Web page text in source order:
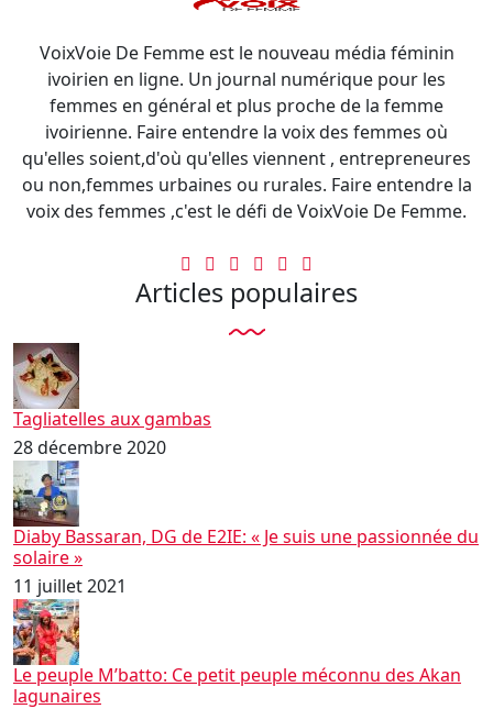
VoixVoie De Femme est le nouveau média féminin
ivoirien en ligne. Un journal numérique pour les
femmes en général et plus proche de la femme
ivoirienne. Faire entendre la voix des femmes où
qu'elles soient,d'où qu'elles viennent , entrepreneures
ou non,femmes urbaines ou rurales. Faire entendre la
voix des femmes ,c'est le défi de VoixVoie De Femme.
Articles populaires
Tagliatelles aux gambas
28 décembre 2020
Diaby Bassaran, DG de E2IE: « Je suis une passionnée du
solaire »
11 juillet 2021
Le peuple M’batto: Ce petit peuple méconnu des Akan
lagunaires